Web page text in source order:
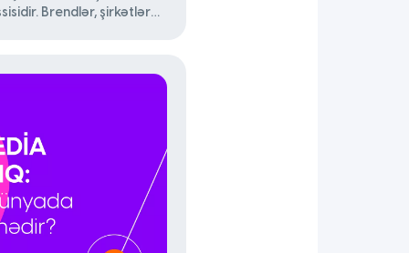
Brendlər, şirkətlər
sahib olmalıdır?